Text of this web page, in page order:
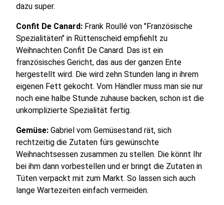
dazu super.
Confit De Canard: Frank Roullé von "Französische
Spezialitäten" in Rüttenscheid empfiehlt zu
Weihnachten Confit De Canard. Das ist ein
französisches Gericht, das aus der ganzen Ente
hergestellt wird. Die wird zehn Stunden lang in ihrem
eigenen Fett gekocht. Vom Händler muss man sie nur
noch eine halbe Stunde zuhause backen, schon ist die
unkomplizierte Spezialität fertig.
Gemüse: Gabriel vom Gemüsestand rät, sich
rechtzeitig die Zutaten fürs gewünschte
Weihnachtsessen zusammen zu stellen. Die könnt Ihr
bei ihm dann vorbestellen und er bringt die Zutaten in
Tüten verpackt mit zum Markt. So lassen sich auch
lange Wartezeiten einfach vermeiden.